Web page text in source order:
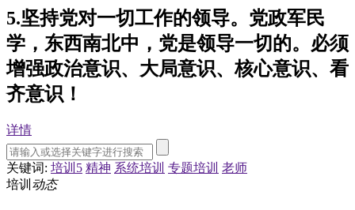
5.坚持党对一切工作的领导。党政军民
学，东西南北中，党是领导一切的。必须
增强政治意识、大局意识、核心意识、看
齐意识！
详情
关键词: 培训5 精神 系统培训 专题培训 老师
培训 动态